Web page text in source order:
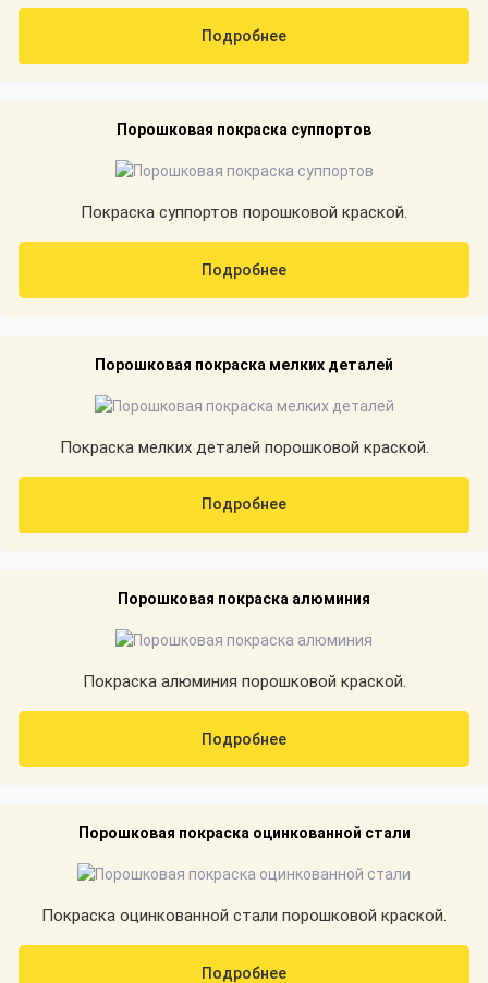
Подробнее
Порошковая покраска суппортов
Покраска суппортов порошковой краской.
Подробнее
Порошковая покраска мелких деталей
Покраска мелких деталей порошковой краской.
Подробнее
Порошковая покраска алюминия
Покраска алюминия порошковой краской.
Подробнее
Порошковая покраска оцинкованной стали
Покраска оцинкованной стали порошковой краской.
Подробнее